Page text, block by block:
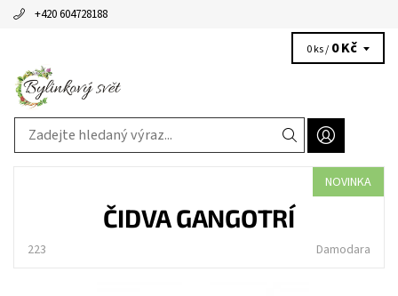
+420 604728188
0 ks / 0 Kč
NOVINKA
ČIDVA GANGOTRÍ
223 Damodara